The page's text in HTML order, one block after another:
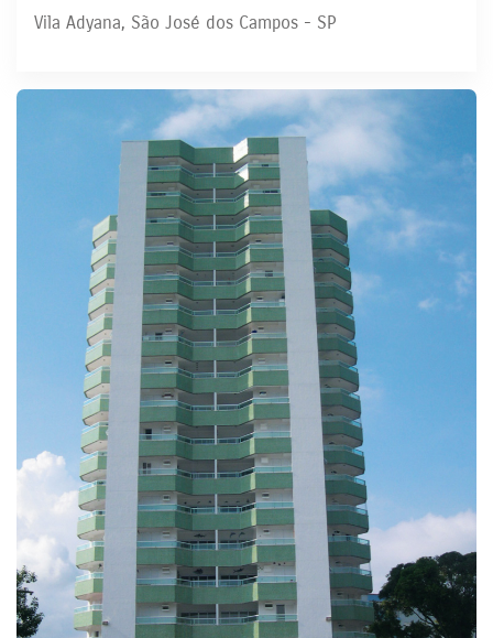
Vila Adyana, São José dos Campos - SP